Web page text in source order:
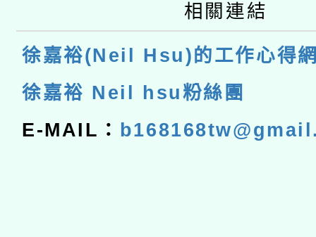
相關連結
徐嘉裕(Neil Hsu)的工作心得
徐嘉裕 Neil hsu粉絲團
E-MAIL：